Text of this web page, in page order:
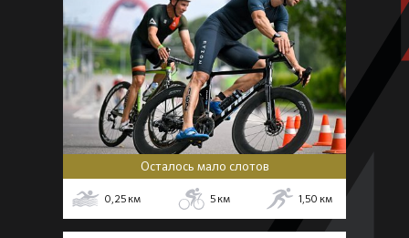
Осталось мало слотов
0,25 км 5 км 1,50 км